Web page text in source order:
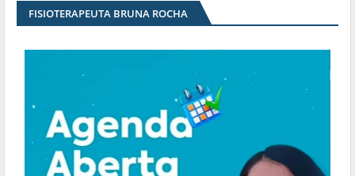
FISIOTERAPEUTA BRUNA ROCHA